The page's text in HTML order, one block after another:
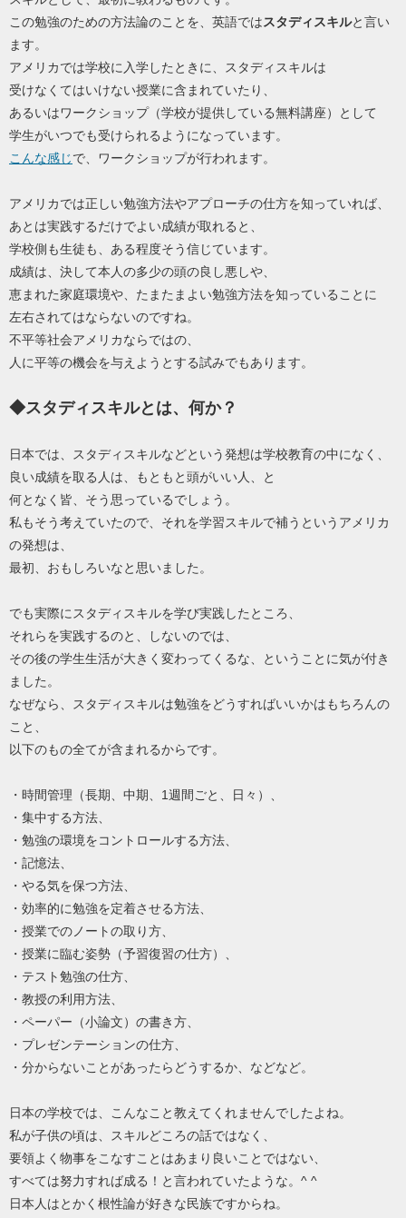
この勉強のための方法論のことを、英語ではスタディスキルと言い
ます。
アメリカでは学校に入学したときに、スタディスキルは
受けなくてはいけない授業に含まれていたり、
あるいはワークショップ（学校が提供している無料講座）として
学生がいつでも受けられるようになっています。
こんな感じで、ワークショップが行われます。
アメリカでは正しい勉強方法やアプローチの仕方を知っていれば、
あとは実践するだけでよい成績が取れると、
学校側も生徒も、ある程度そう信じています。
成績は、決して本人の多少の頭の良し悪しや、
恵まれた家庭環境や、たまたまよい勉強方法を知っていることに
左右されてはならないのですね。
不平等社会アメリカならではの、
人に平等の機会を与えようとする試みでもあります。
◆スタディスキルとは、何か？
日本では、スタディスキルなどという発想は学校教育の中になく、
良い成績を取る人は、もともと頭がいい人、と
何となく皆、そう思っているでしょう。
私もそう考えていたので、それを学習スキルで補うというアメリカ
の発想は、
最初、おもしろいなと思いました。
でも実際にスタディスキルを学び実践したところ、
それらを実践するのと、しないのでは、
その後の学生生活が大きく変わってくるな、ということに気が付き
ました。
なぜなら、スタディスキルは勉強をどうすればいいかはもちろんの
こと、
以下のもの全てが含まれるからです。
・時間管理（長期、中期、1週間ごと、日々）、
・集中する方法、
・勉強の環境をコントロールする方法、
・記憶法、
・やる気を保つ方法、
・効率的に勉強を定着させる方法、
・授業でのノートの取り方、
・授業に臨む姿勢（予習復習の仕方）、
・テスト勉強の仕方、
・教授の利用方法、
・ペーパー（小論文）の書き方、
・プレゼンテーションの仕方、
・分からないことがあったらどうするか、などなど。
日本の学校では、こんなこと教えてくれませんでしたよね。
私が子供の頃は、スキルどころの話ではなく、
要領よく物事をこなすことはあまり良いことではない、
すべては努力すれば成る！と言われていたような。^ ^
日本人はとかく根性論が好きな民族ですからね。